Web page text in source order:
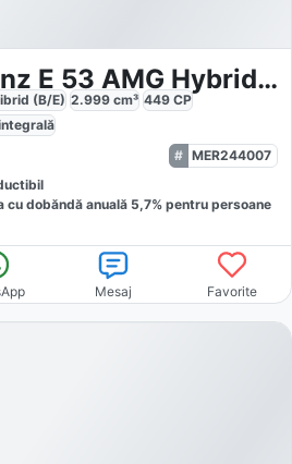
Mercedes-Benz E 53 AMG Hybrid 4M PREMIUM
(B/E) 2.999cm³ 449CP
MER244007
cu dobăndă anuală 5,7% pentru persoane
Mesaj Favorite